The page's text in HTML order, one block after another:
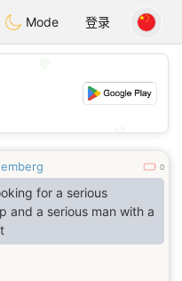
Dating
Mode 登录
0
for a serious
and a serious man with a